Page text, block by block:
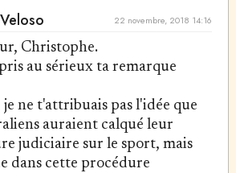
22 novembre, 2018 14:16
Christophe.
au sérieux ta remarque
je ne t'attribuais pas l'idée que
auraient calqué leur
judiciaire sur le sport, mais
dans cette procédure